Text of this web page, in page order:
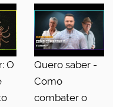
O
Quero saber -
Como
combater o